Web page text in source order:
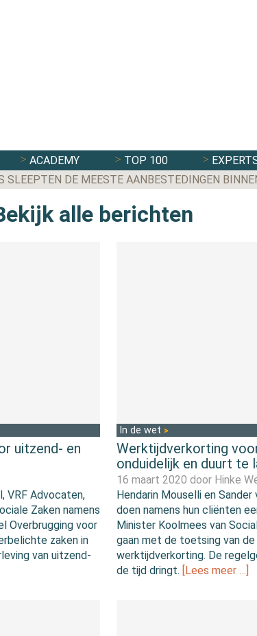
ACADEMY TOP 100
SLEEPTEN DE MEESTE AANBESTEDINGEN
IN MET WET MEER ZEKERHEID
alle berichten
uitzend- en
VRF Advocaten,
Zaken namens
Overbrugging voor
zaken in
van uitzend-
In de wet
Werktijdverkorting
onduidelijk en duurt te
16 maart 2020 door Hinke
Hendarin Mouselli en
doen namens hun cliënten
Minister Koolmees van
gaan met de toetsing van de
werktijdverkorting. De
de tijd dringt. [Lees meer …]